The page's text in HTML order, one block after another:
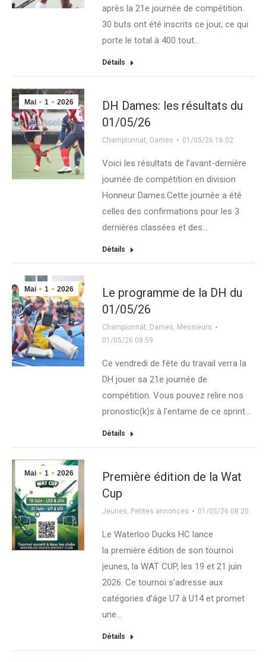
après la 21e journée de compétition.
30 buts ont été inscrits ce jour, ce qui
porte le total à 400 tout…
Détails
Mai 1 2026
DH Dames: les résultats du
01/05/26
Championnat, Dames 01/05/26 16:02
Voici les résultats de l’avant-dernière
journée de compétition en division
Honneur Dames.Cette journée a été
celles des confirmations pour les 3
dernières classées et des…
Détails
Mai 1 2026
Le programme de la DH du
01/05/26
Championnat, Dames, Messieurs
01/05/26 08:59
Ce vendredi de fête du travail verra la
DH jouer sa 21e journée de
compétition. Vous pouvez relire nos
pronostic(k)s à l’entame de ce sprint…
Détails
Mai 1 2026
Première édition de la Wat
Cup
Jeunes, Petites annonces 01/05/26 08:20
Le Waterloo Ducks HC lance
la première édition de son tournoi
jeunes, la WAT CUP, les 19 et 21 juin
2026. Ce tournoi s’adresse aux
catégories d’âge U7 à U14 et promet
une…
Détails